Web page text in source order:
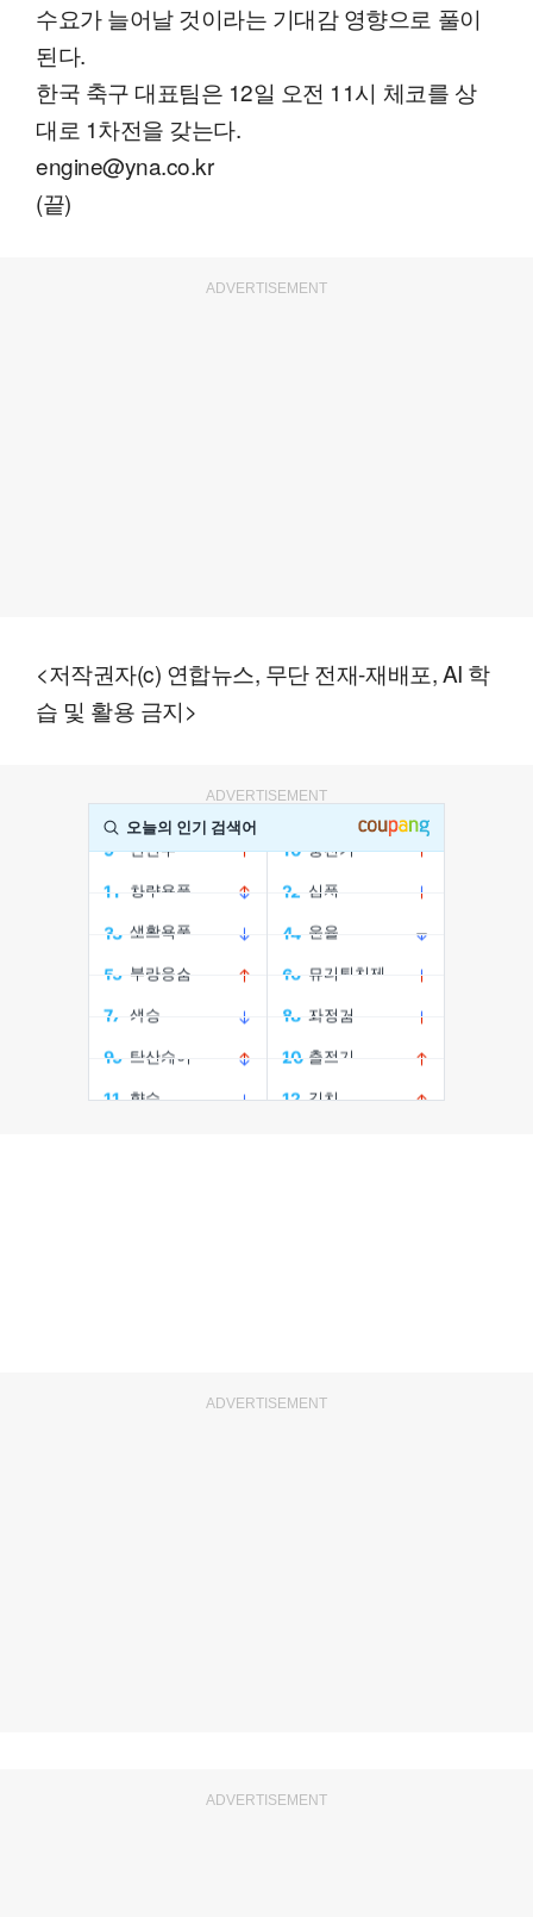
수요가 늘어날 것이라는 기대감 영향으로 풀이
된다.
한국 축구 대표팀은 12일 오전 11시 체코를 상
대로 1차전을 갖는다.
engine@yna.co.kr
(끝)
ADVERTISEMENT
<저작권자(c) 연합뉴스, 무단 전재-재배포, AI 학
습 및 활용 금지>
ADVERTISEMENT
ADVERTISEMENT
ADVERTISEMENT